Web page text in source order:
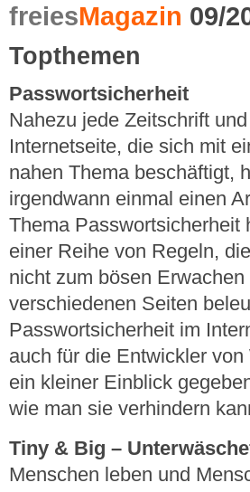
freiesMagazin 09/
Topthemen
Passwortsicherheit
Nahezu jede Zeitschrift und
Internetseite, die sich mit
nahen Thema beschäftigt,
irgendwann einmal einen
Thema Passwortsicherheit
einer Reihe von Regeln,
nicht zum bösen
verschiedenen Seiten
Passwortsicherheit im
auch für die Entwickler
ein kleiner Einblick
wie man sie verhindern
Tiny & Big –
Menschen leben und